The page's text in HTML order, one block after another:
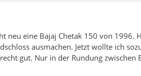
neu eine Bajaj Chetak 150 von 1996.
ausmachen. Jetzt wollte ich
gut. Nur in der Rundung